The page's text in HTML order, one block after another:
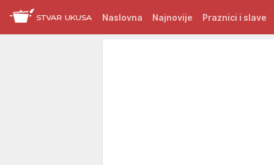
Naslovna Najnovije Praznici i slave